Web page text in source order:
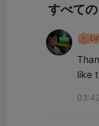
すべて
like